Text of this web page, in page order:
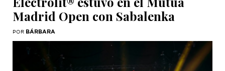
Madrid Open con Sabalenka
POR BÁRBARA